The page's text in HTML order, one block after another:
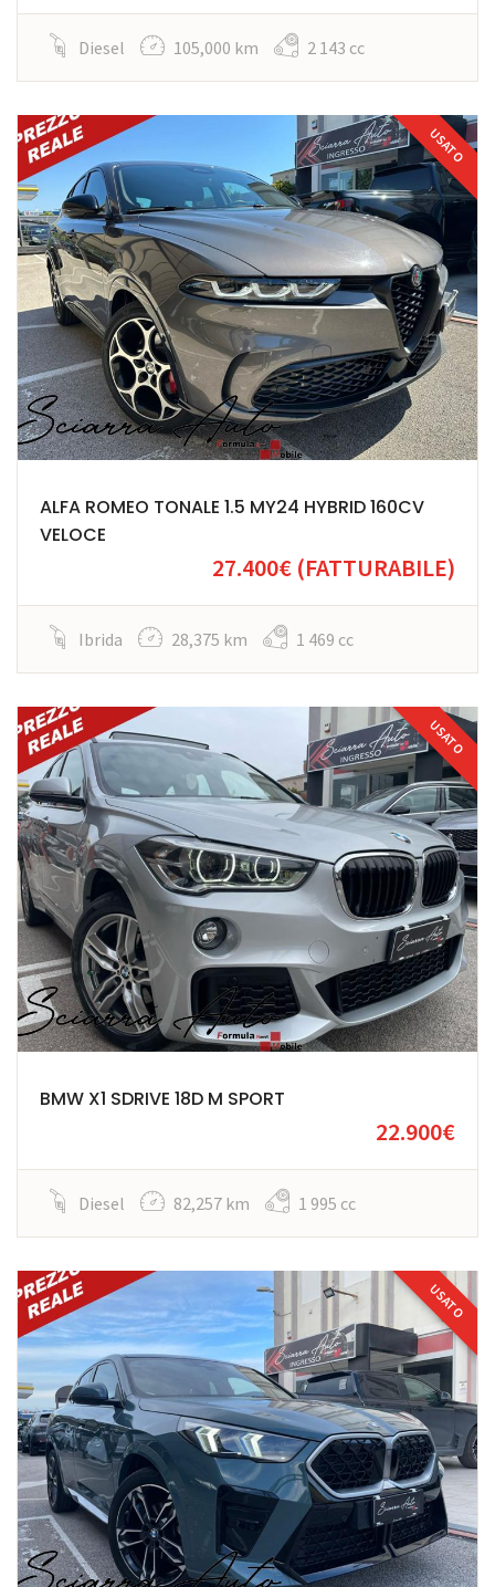
Diesel 105,000 km 2 143 cc
USATO
ALFA ROMEO TONALE 1.5 MY24 HYBRID 160CV
VELOCE
27.400€ (FATTURABILE)
Ibrida 28,375 km 1 469 cc
USATO
BMW X1 SDRIVE 18D M SPORT
22.900€
Diesel 82,257 km 1 995 cc
USATO